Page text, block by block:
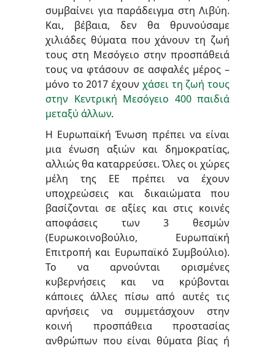
συμβαίνει για παράδειγμα στη Λιβύη.
Και, βέβαια, δεν θα θρυνούσαμε
χιλιάδες θύματα που χάνουν τη ζωή
τους στη Μεσόγειο στην προσπάθειά
τους να φτάσουν σε ασφαλές μέρος –
μόνο το 2017 έχουν χάσει τη ζωή τους
στην Κεντρική Μεσόγειο 400 παιδιά
μεταξύ άλλων.
Η Ευρωπαϊκή Ένωση πρέπει να είναι
μια ένωση αξιών και δημοκρατίας,
αλλιώς θα καταρρεύσει. Όλες οι χώρες
μέλη της ΕΕ πρέπει να έχουν
υποχρεώσεις και δικαιώματα που
βασίζονται σε αξίες και στις κοινές
αποφάσεις των 3 θεσμών
(Ευρωκοινοβούλιο, Ευρωπαϊκή
Επιτροπή και Ευρωπαϊκό Συμβούλιο).
Το να αρνούνται ορισμένες
κυβερνήσεις και να κρύβονται
κάποιες άλλες πίσω από αυτές τις
αρνήσεις να συμμετάσχουν στην
κοινή προσπάθεια προστασίας
ανθρώπων που είναι θύματα βίας ή